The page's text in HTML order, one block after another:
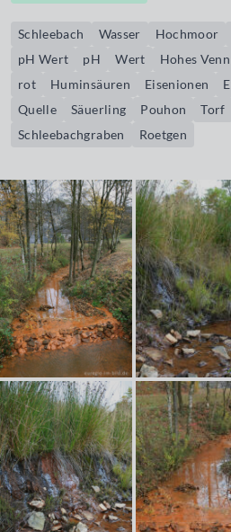
Schleebach Wasser Hochmoor
pH Wert
pH Wert Hohes Venn
rot
Huminsäuren Eisenionen
Quelle
Säuerling Pouhon Torf
Schleebachgraben
Roetgen